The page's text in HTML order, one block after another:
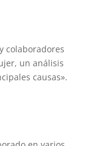
colaboradores
un análisis
causas».